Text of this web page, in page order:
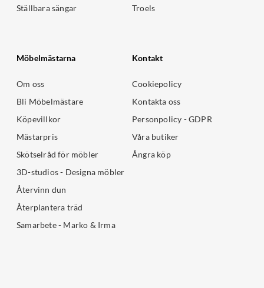
Ställbara sängar
Troels
Möbelmästarna
Om oss
Bli Möbelmästare
Köpevillkor
Mästarpris
Skötselråd för möbler
3D-studios - Designa möbler
Återvinn dun
Återplantera träd
Samarbete - Marko & Irma
Kontakt
Cookiepolicy
Kontakta oss
Personpolicy - GDPR
Våra butiker
Ångra köp